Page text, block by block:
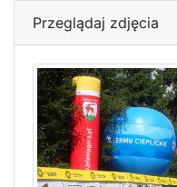
Przeglądaj zdjęcia